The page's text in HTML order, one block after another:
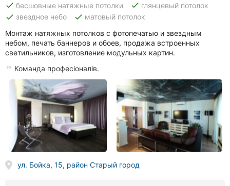
done бесшовные натяжные потолки done глянцевый потолок
done звездное небо done матовый потолок
Монтаж натяжных потолков с фотопечатью и звездным
небом, печать баннеров и обоев, продажа встроенных
светильников, изготовление модульных картин.
Команда професіоналів.
ул. Бойка, 15, район Старый город